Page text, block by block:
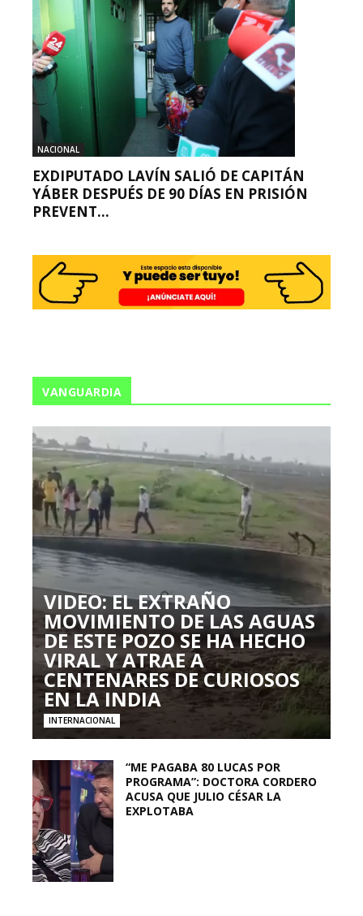
NACIONAL
EXDIPUTADO LAVÍN SALIÓ DE CAPITÁN
YÁBER DESPUÉS DE 90 DÍAS EN PRISIÓN
PREVENT...
VANGUARDIA
VIDEO: EL EXTRAÑO
MOVIMIENTO DE LAS AGUAS
DE ESTE POZO SE HA HECHO
VIRAL Y ATRAE A
CENTENARES DE CURIOSOS
EN LA INDIA
INTERNACIONAL
“ME PAGABA 80 LUCAS POR
PROGRAMA”: DOCTORA CORDERO
ACUSA QUE JULIO CÉSAR LA
EXPLOTABA